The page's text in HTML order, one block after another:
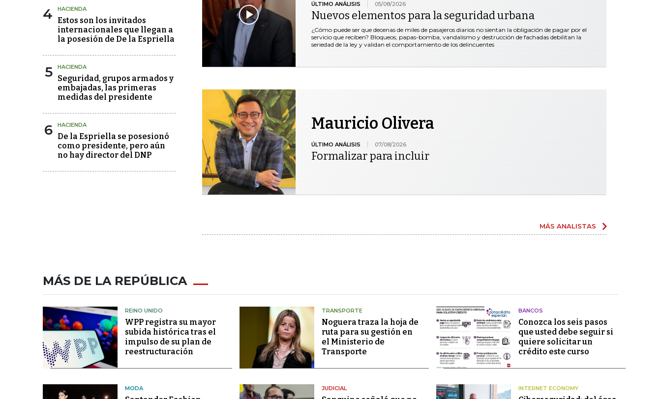
4 HACIENDA
Estos son los invitados
internacionales que llegan a
la posesión de De la Espriella
5 HACIENDA
Seguridad, grupos armados y
embajadas, las primeras
medidas del presidente
6 HACIENDA
De la Espriella se posesionó
como presidente, pero aún
no hay director del DNP
ÚLTIMO ANÁLISIS 05/08/2026
Nuevos elementos para la seguridad urbana
¿Cómo puede ser que decenas de miles de pasajeros diarios no sientan la obligación de pagar por el
servicio que reciben? Bloqueos, papas-bomba, vandalismo y destrucción de fachadas debilitan la
seriedad de la ley y validan el comportamiento de los delincuentes
Mauricio Olivera
ÚLTIMO ANÁLISIS 07/08/2026
Formalizar para incluir
MÁS ANALISTAS
MÁS DE LA REPÚBLICA
REINO UNIDO
WPP registra su mayor
subida histórica tras el
impulso de su plan de
reestructuración
TRANSPORTE
Noguera traza la hoja de
ruta para su gestión en
el Ministerio de
Transporte
BANCOS
Conozca los seis pasos
que usted debe seguir si
quiere solicitar un
crédito este curso
MODA JUDICIAL INTERNET ECONOMY